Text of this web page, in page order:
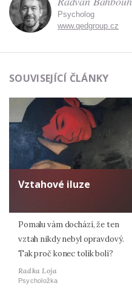
Psycholog
www.qedgroup.cz
SOUVISEJÍCÍ ČLÁNKY
Vztahové iluze
Pomalu vám dochází, že ten
vztah nikdy nebyl opravdový.
Tak proč konec tolik bolí?
Radka Loja
Psycholožka